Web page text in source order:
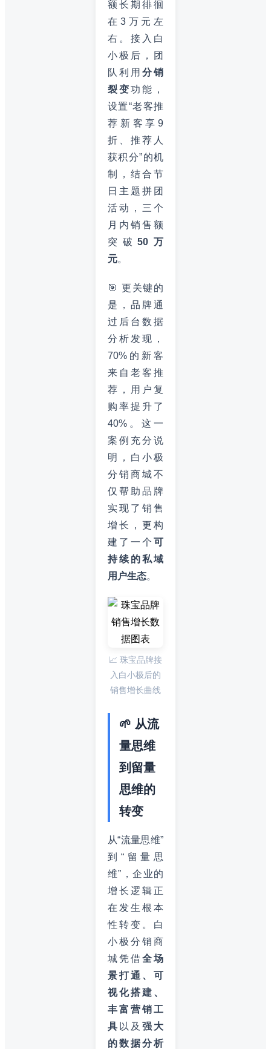
额长期徘徊
在3万元左
右。接入白
小极后，团
队利用 分销
裂变功能，
设置“老客推
荐新客享9
折、推荐人
获积分”的机
制，结合节
日主题拼团
活动，三个
月内销售额
突破50万
元。
🎯 更关键的
是，品牌通
过后台数据
分析发现，
70%的新客
来自老客推
荐，用户复
购率提升了
40%。这一
案例充分说
明，白小极
分销商城不
仅帮助品牌
实现了销售
增长，更构
建了一个 可
持续的私域
用户生态。
📈 珠宝品牌接
入白小极后的
销售增长曲线
🌱 从流
量思维
到留量
思维的
转变
从“流量思维”
到“留量思
维”，企业的
增长逻辑正
在发生根本
性转变。白
小极分销商
城凭借全场
景打通、可
视化搭建、
丰富营销工
具 以及 强大
的数据分析